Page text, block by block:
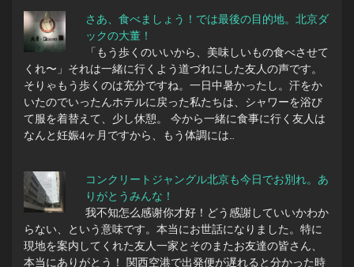
さあ、食べましょう！では最後の目的地。北京ダ
ックの大董！
「もう歩くのいいから、美味しいもの食べさせて
くれ〜」それは一緒に行くよう道づれにした友人の声です。
そりゃもう歩くのは充分ですね。一日中暑かったし。汗をか
いたのでいったんホテルに戻った私たちは、シャワーを浴び
て服を着替えて、少し休憩。 今から一緒に食事に行く友人は
なんと妊娠4ヶ月ですから、もう体調には…
コンクリートジャングル北京も今日でお別れ。あ
りがとうみんな！
我不知怎么感谢你才好！どう感謝していいかわか
らない、という意味です。本当にお世話になりました。特に
現地を案内してくれた友人一家とそのまたお友達の皆さん、
本当にありがとう！ 関西空港で出発便が遅れると分かった時